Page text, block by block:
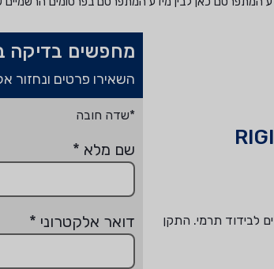
לבידוד תרמי. התקן
מחפשים בדיקה
השאירו פרטים ונחזור
*שדה חובה
שם מלא *
דואר אלקטרוני *